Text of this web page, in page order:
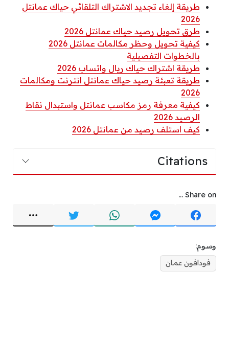
طريقة إلغاء تجديد الاشتراك التلقائي حياك عمانتل
2026
طرق تحويل رصيد حياك عمانتل 2026
كيفية تحويل وحظر مكالمات عمانتل 2026
بالخطوات التفصيلية
طريقة اشتراك حياك ريال واتساب 2026
طريقة تعبئة رصيد حياك عمانتل انترنت ومكالمات
2026
كيفية معرفة رمز مكاسب عمانتل واستبدال نقاط
الرصيد 2026
كيف استلف رصيد من عمانتل 2026
Citations
Share on ...
وسوم:
فودافون عمان